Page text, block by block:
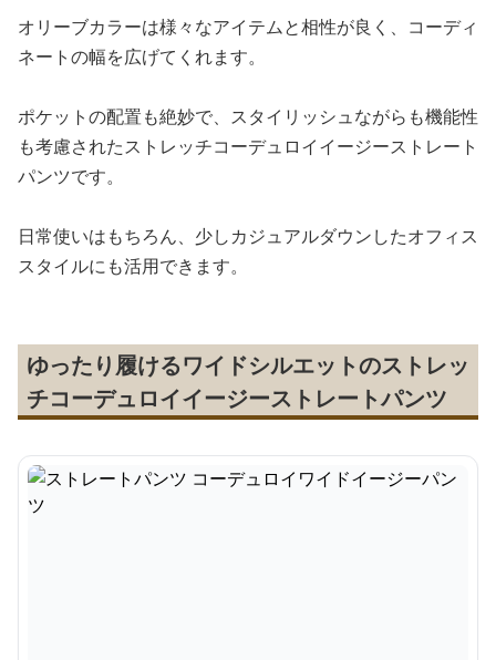
オリーブカラーは様々なアイテムと相性が良く、コーディ
ネートの幅を広げてくれます。
ポケットの配置も絶妙で、スタイリッシュながらも機能性
も考慮されたストレッチコーデュロイイージーストレート
パンツです。
日常使いはもちろん、少しカジュアルダウンしたオフィス
スタイルにも活用できます。
ゆったり履けるワイドシルエットのストレッ
チコーデュロイイージーストレートパンツ